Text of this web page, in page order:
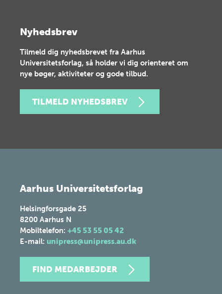
Nyhedsbrev
Tilmeld dig nyhedsbrevet fra Aarhus
Universitetsforlag, så holder vi dig orienteret om
nye bøger, aktiviteter og gode tilbud.
TILMELD NYHEDSBREV
Aarhus Universitetsforlag
Helsingforsgade 25
8200 Aarhus N
Mobiltelefon: +45 53 55 05 42
E-mail: unipress@unipress.au.dk
FIND MEDARBEJDER